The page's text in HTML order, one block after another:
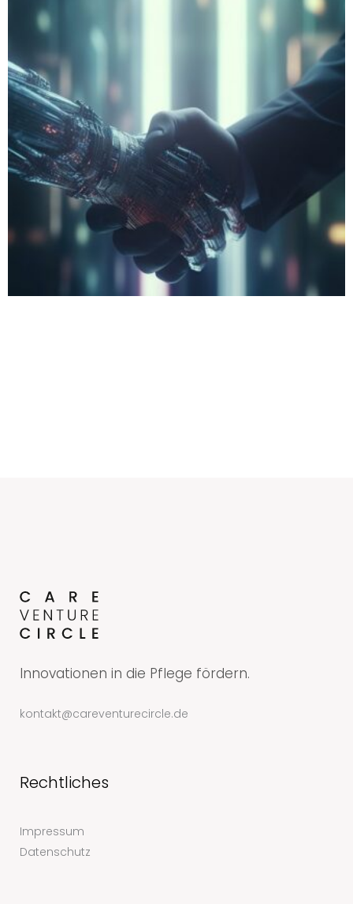
Innovationen in die Pflege fördern.
kontakt@careventurecircle.de
Rechtliches
Impressum
Datenschutz